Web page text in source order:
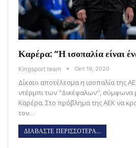
Καρέρα: “Η ισοπαλία είναι
Kingsport team Οκτ 19, 2020
Δίκαιο αποτέλεσμα η ισοπαλία της
ντέρμπι των "Δικέφαλων", σύμφωνα
Καρέρα. Στο πρόβλημα της ΑΕΚ να
τον…
ΔΙΑΒΑΣΤΕ ΠΕΡΙΣΣΟΤΕΡΑ...